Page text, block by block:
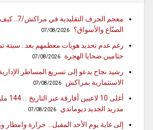
معجم
الصنّاع والأسواق؟
07/08/2026
رغم عدم تحديد هويات معظمهم بعد.. سبتة
جثامين ضحايا الهجرة
07/08/2026
رشيد نجاح يدعو إلى تسريع المساطر الإدارية
الاستثمارية بمراكش
07/08/2026
أغلى
مدريد الجديد ديوماندي
07/08/2026
إلى غاية يوم الأحد المقبل… حرارة